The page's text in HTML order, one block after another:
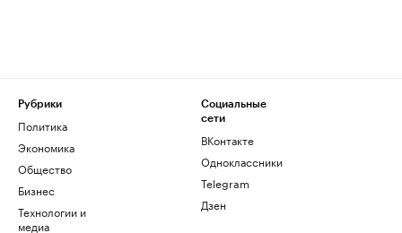
Рубрики
Политика
Экономика
Общество
Бизнес
Технологии и
медиа
Социальные
сети
ВКонтакте
Одноклассники
Telegram
Дзен